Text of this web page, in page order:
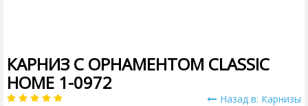
КАРНИЗ С ОРНАМЕНТОМ CLASSIC
HOME 1-0972
Назад в: Карнизы